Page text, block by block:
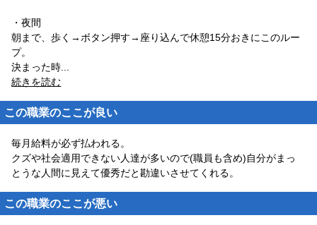
・夜間
朝まで、歩く→ボタン押す→座り込んで休憩15分おきにこのルー
プ。
決まった時...
続きを読む
この職業のここが良い
毎月給料が必ず払われる。
クズや社会適用できない人達が多いので(職員も含め)自分がまっ
とうな人間に見えて優秀だと勘違いさせてくれる。
この職業のここが悪い